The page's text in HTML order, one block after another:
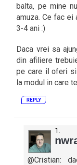
balta, pe mine
amuza. Ce fac ei
3-4 ani :)
Daca vrei sa
din afiliere
pe care il oferi
la modul in care
REPLY
@Cristian: